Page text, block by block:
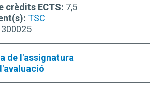
crèdits ECTS: 7,5
TSC
300025
de l'assignatura